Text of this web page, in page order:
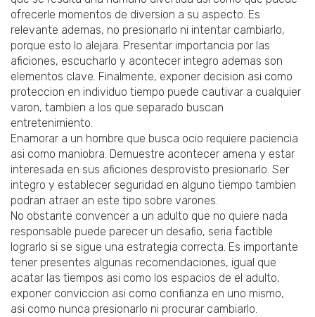
ofrecerle momentos de diversion a su aspecto. Es
relevante ademas, no presionarlo ni intentar cambiarlo,
porque esto lo alejara. Presentar importancia por las
aficiones, escucharlo y acontecer integro ademas son
elementos clave. Finalmente, exponer decision asi­ como
proteccion en individuo tiempo puede cautivar a cualquier
varon, tambien a los que separado buscan
entretenimiento.
Enamorar a un hombre que busca ocio requiere paciencia
asi­ como maniobra. Demuestre acontecer amena y estar
interesada en sus aficiones desprovisto presionarlo. Ser
integro y establecer seguridad en alguno tiempo tambien
podran atraer an este tipo sobre varones.
No obstante convencer a un adulto que no quiere nada
responsable puede parecer un desafio, seri­a factible
lograrlo si se sigue una estrategia correcta. Es importante
tener presentes algunas recomendaciones, igual que
acatar las tiempos asi­ como los espacios de el adulto,
exponer conviccion asi­ como confianza en uno mismo,
asi­ como nunca presionarlo ni procurar cambiarlo.